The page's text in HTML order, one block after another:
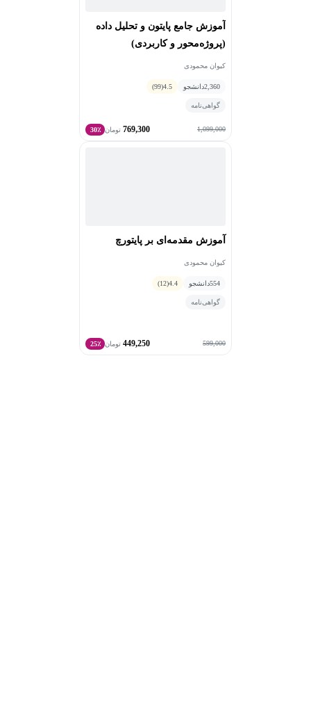
دیگر فعالیت‌های ایشان است.
آموزش جامع پایتون و تحلیل داده
(پروژه‌محور و کاربردی)
کیوان محمودی
2,360دانشجو 4.5
(99)
گواهی‌نامه
1,099,000
769,300 تومان 30٪
آموزش مقدمه‌ای بر پایتورچ
کیوان محمودی
554دانشجو 4.4
(12)
گواهی‌نامه
599,000
449,250 تومان 25٪